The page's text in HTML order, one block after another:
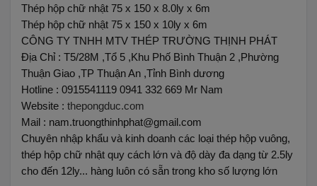
Thép hộp chữ nhật 75 x 150 x 8.0ly x 6m
Thép hộp chữ nhật 75 x 150 x 10ly x 6m
CÔNG TY TNHH MTV THÉP TRƯỜNG THỊNH PHÁT
Địa Chỉ : T5/28M ,Tổ 5 ,Khu Phố Bình Thuận 2 ,Phường
Thuận Giao ,TP Thuận An ,Tỉnh Bình dương
Hotline : 0915541119 0941 332 669 Mr Nam
Website : thepongduc.com
Mail : nam.truongthinhphat@gmail.com
Chuyên nhập khẩu và kinh doanh các loại thép hộp vuông,
thép hộp chữ nhật quy cách lớn và độ dày đa dạng từ 2.5ly
cho đến 12ly... hàng luôn có sẵn trong kho số lượng lớn